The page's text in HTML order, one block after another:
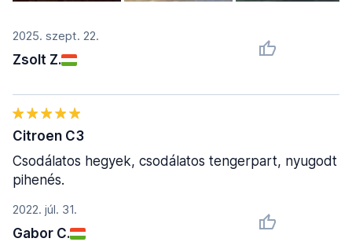
2025. szept. 22.
Zsolt Z.
2022. júl. 31.
Gabor C.
Citroen C3
Csodálatos hegyek, csodálatos tengerpart, nyugodt
pihenés.